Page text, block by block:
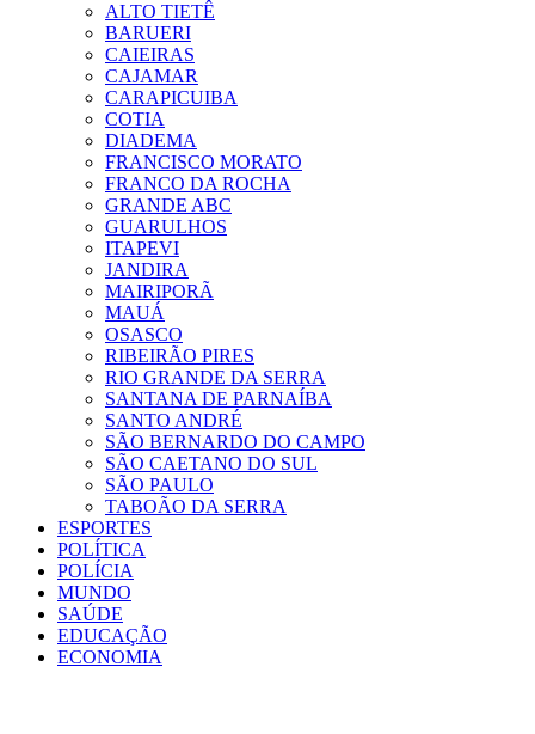
ALTO TIETÊ
BARUERI
CAIEIRAS
CAJAMAR
CARAPICUIBA
COTIA
DIADEMA
FRANCISCO MORATO
FRANCO DA ROCHA
GRANDE ABC
GUARULHOS
ITAPEVI
JANDIRA
MAIRIPORÃ
MAUÁ
OSASCO
RIBEIRÃO PIRES
RIO GRANDE DA SERRA
SANTANA DE PARNAÍBA
SANTO ANDRÉ
SÃO BERNARDO DO CAMPO
SÃO CAETANO DO SUL
SÃO PAULO
TABOÃO DA SERRA
ESPORTES
POLÍTICA
POLÍCIA
MUNDO
SAÚDE
EDUCAÇÃO
ECONOMIA